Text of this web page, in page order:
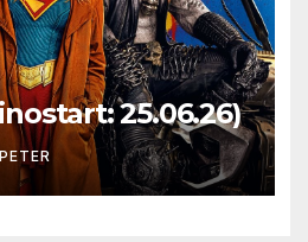
25.06.26)
PETER